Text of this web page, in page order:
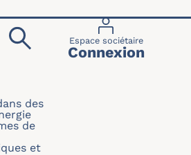
Menu du
Espace sociétaire
Connexion
des
de
et